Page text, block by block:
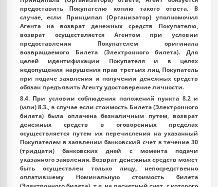
предоставить Покупателю копию такого ответа. В
случае, если Принципал (Организатор) уполномочил
Агента на возврат денежных средств Покупателю,
возврат осуществляется Агентом при условии
предоставления Покупателем оригинала
возвращаемого Билета (Электронного билета). Для
целей идентификации Покупателя и в целях
недопущения нарушения прав третьих лиц Покупатель
при подаче заявления и получении денежных средств
обязан предъявить Агенту удостоверение личности.
8.4. При условии соблюдения положений пункта 8.2 и
(или) 8.3., в случае если стоимость Билета (Электронного
билета) была оплачена безналичным путем, возврат
денежных средств в оговоренных пределах
осуществляется путем их перечисления на указанный
Покупателем в заявлении банковский счет в течение 30
(тридцати) банковских дней с момента подачи
указанного заявления. Возврат денежных средств может
быть осуществлен только лицу, непосредственно
оплатившему Номинальную стоимость билета